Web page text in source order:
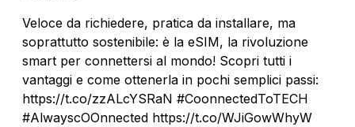
Veloce da richiedere, pratica da installare, ma
soprattutto sostenibile: è la eSIM, la rivoluzione
smart per connettersi al mondo! Scopri tutti i
vantaggi e come ottenerla in pochi semplici passi:
https://t.co/zzALcYSRaN #CoonnectedToTECH
#AlwayscOOnnected https://t.co/WJiGowWhyW